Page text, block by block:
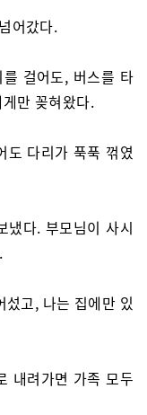
어갔다.
걸어도, 버스를 타
만 꽂혀왔다.
도 다리가 푹푹 꺾였
냈다. 부모님이 사시
고, 나는 집에만 있
내려가면 가족 모두